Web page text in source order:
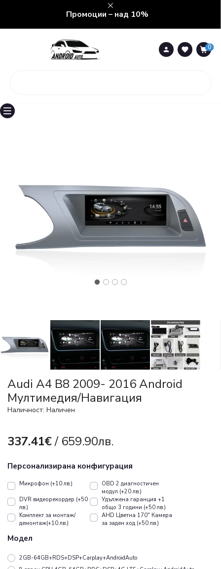
Промоции – над 10%
0
0
Audi A4 B8 2009- 2016 Android
Mултимедия/Навигация
Наличност: Наличен
337.41€/ 659.90лв.
Персонализирана конфигурация
Микрофон (+10 лв.)
OBD 2 диагностичен
модул (+20 лв.)
DVR видеорекордер (+50
лв.)
Удължена гаранция +1
общо 3 години (+50 лв.)
Koмплект за монтаж/
демонтаж(+10 лв.)
AHD Цветна 170" Камера
за заден ход (+50 лв.)
Модел
2GB-64GB+RDS+DSP+Carplay+AndroidAuto